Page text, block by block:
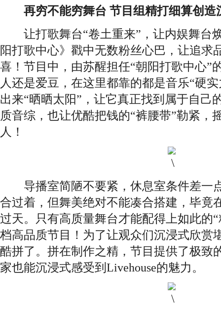
再穷不能穷舞台 节目组精打细算创造
让打歌舞台“卷土重来”，让内娱舞台
阳打歌中心》戳中无数粉丝心巴，让追求
喜！节目中，由苏醒担任“朝阳打歌中心”
人还是爱豆，在这里都靠的都是音乐“硬
出来“晒晒太阳”，让它真正找到属于自己
质音综，也让优酷把钱的“裤腰带”勒紧，
人！
导播室简陋不要紧，休息室条件差一
合过着，但舞美绝对不能凑合搭建，毕竟
过天。只有高质量舞台才能配得上如此的
档高品质节目！为了让观众们沉浸式欣赏
酷拼了。拼在制作之精，节目提供了极致
家也能沉浸式感受到Livehouse的魅力。